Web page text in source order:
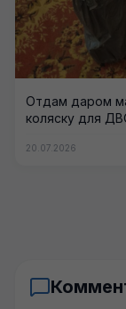
Отдам даром
коляску для
20.07.2026